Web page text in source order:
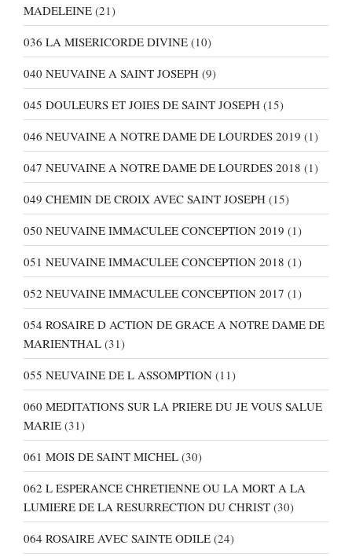
MADELEINE (21)
036 LA MISERICORDE DIVINE (10)
040 NEUVAINE A SAINT JOSEPH (9)
045 DOULEURS ET JOIES DE SAINT JOSEPH (15)
046 NEUVAINE A NOTRE DAME DE LOURDES 2019 (1)
047 NEUVAINE A NOTRE DAME DE LOURDES 2018 (1)
049 CHEMIN DE CROIX AVEC SAINT JOSEPH (15)
050 NEUVAINE IMMACULEE CONCEPTION 2019 (1)
051 NEUVAINE IMMACULEE CONCEPTION 2018 (1)
052 NEUVAINE IMMACULEE CONCEPTION 2017 (1)
054 ROSAIRE D ACTION DE GRACE A NOTRE DAME DE
MARIENTHAL (31)
055 NEUVAINE DE L ASSOMPTION (11)
060 MEDITATIONS SUR LA PRIERE DU JE VOUS SALUE
MARIE (31)
061 MOIS DE SAINT MICHEL (30)
062 L ESPERANCE CHRETIENNE OU LA MORT A LA
LUMIERE DE LA RESURRECTION DU CHRIST (30)
064 ROSAIRE AVEC SAINTE ODILE (24)